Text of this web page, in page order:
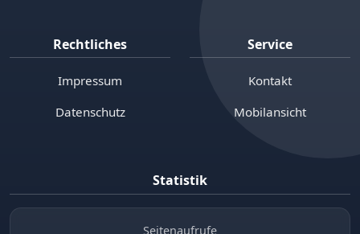
Rechtliches
Impressum
Datenschutz
Service
Kontakt
Mobilansicht
Statistik
Seitenaufrufe